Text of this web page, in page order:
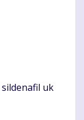
sildenafil uk